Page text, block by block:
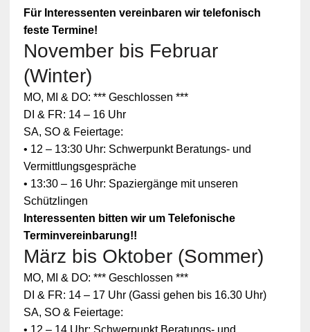
Für Interessenten vereinbaren wir telefonisch
feste Termine!
November bis Februar
(Winter)
MO, MI & DO: *** Geschlossen ***
DI & FR: 14 – 16 Uhr
SA, SO & Feiertage:
• 12 – 13:30 Uhr: Schwerpunkt Beratungs- und
Vermittlungsgespräche
• 13:30 – 16 Uhr: Spaziergänge mit unseren
Schützlingen
Interessenten bitten wir um Telefonische
Terminvereinbarung!!
März bis Oktober (Sommer)
MO, MI & DO: *** Geschlossen ***
DI & FR: 14 – 17 Uhr (Gassi gehen bis 16.30 Uhr)
SA, SO & Feiertage:
• 12 – 14 Uhr: Schwerpunkt Beratungs- und